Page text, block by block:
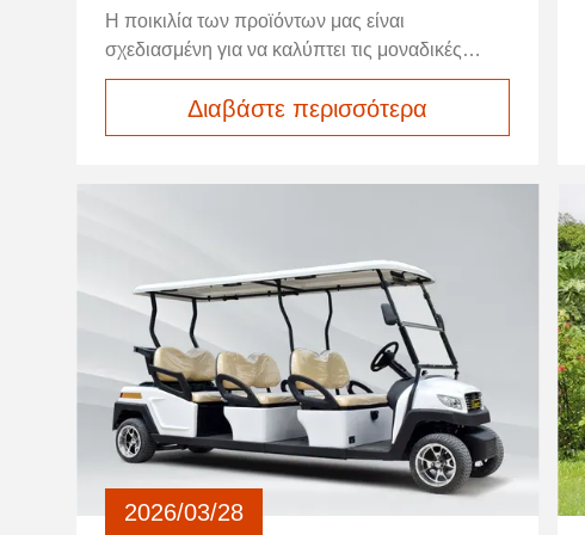
περιβάλλον εναλλακτική λύση στα οχήματα
πλήρους μεγέθους.
Η ποικιλία των προϊόντων μας είναι
σχεδιασμένη για να καλύπτει τις μοναδικές
ανάγκες όλων των καταναλωτών.προσφέρουμε
επιλογές που θα ξεπεράσουν τις προσδοκίες
σας, καθιστώντας την εμπειρία αγορών σας
Διαβάστε περισσότερα
2026/03/28